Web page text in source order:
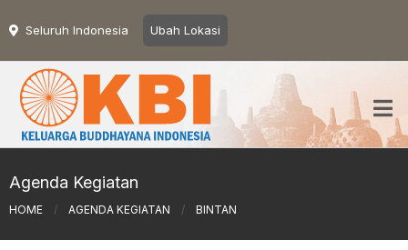
Seluruh Indonesia Ubah Lokasi
Agenda Kegiatan
HOME / AGENDA KEGIATAN / BINTAN